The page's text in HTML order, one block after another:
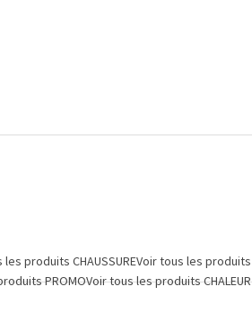
les produits CHAUSSUREVoir tous les produits
PROMOVoir tous les produitsCHALEUR